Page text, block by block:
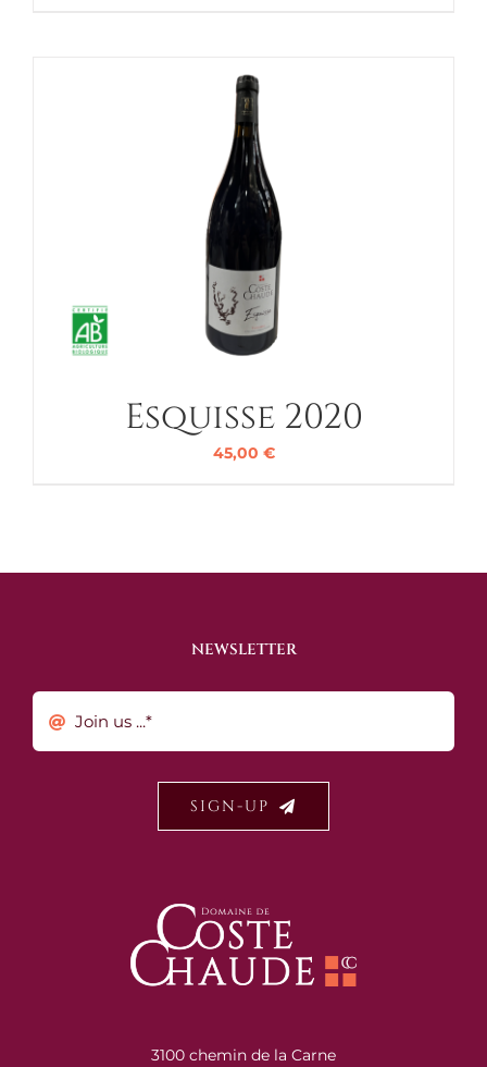
Esquisse 2020
45,00 €
NEWSLETTER
SIGN-UP
3100 chemin de la Carne